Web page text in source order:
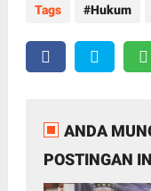
Tags Hukum
ANDA
POSTINGAN